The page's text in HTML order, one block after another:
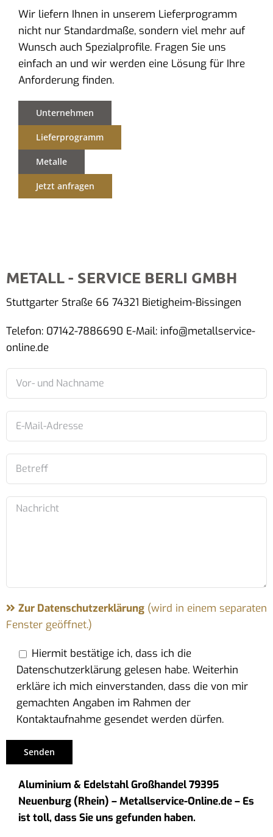
Wir liefern Ihnen in unserem Lieferprogramm
nicht nur Standardmaße, sondern viel mehr auf
Wunsch auch Spezialprofile. Fragen Sie uns
einfach an und wir werden eine Lösung für Ihre
Anforderung finden.
Unternehmen
Lieferprogramm
Metalle
Jetzt anfragen
METALL - SERVICE BERLI GMBH
Stuttgarter Straße 66 74321 Bietigheim-Bissingen
Telefon: 07142-7886690 E-Mail: info@metallservice-
online.de
Zur Datenschutzerklärung(wird in einem separaten
Fenster geöffnet.)
Hiermit bestätige ich, dass ich die
Datenschutzerklärung gelesen habe. Weiterhin
erkläre ich mich einverstanden, dass die von mir
gemachten Angaben im Rahmen der
Kontaktaufnahme gesendet werden dürfen.
Aluminium & Edelstahl Großhandel 79395
Neuenburg (Rhein) – Metallservice-Online.de – Es
ist toll, dass Sie uns gefunden haben.